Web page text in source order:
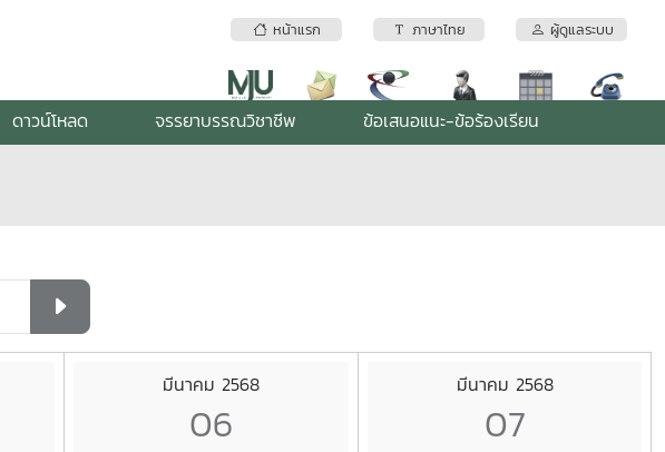
หน้าแรก ภาษาไทย ผู้ดูแลระบบ
ดาวน์โหลด จรรยาบรรณวิชาชีพ ข้อเสนอแนะ-ข้อร้องเรียน
มีนาคม 2568
06
มีนาคม 2568
07